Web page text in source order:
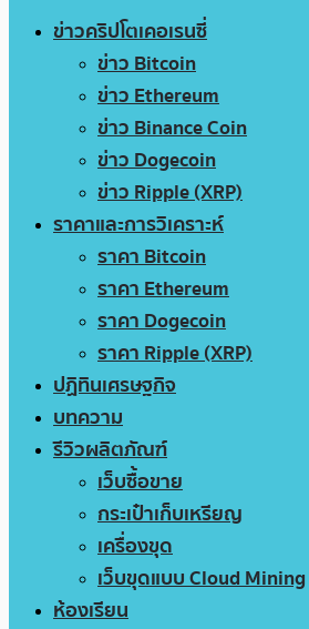
ข่าวคริปโตเคอเรนซี่
ข่าว Bitcoin
ข่าว Ethereum
ข่าว Binance Coin
ข่าว Dogecoin
ข่าว Ripple (XRP)
ราคาและการวิเคราะห์
ราคา Bitcoin
ราคา Ethereum
ราคา Dogecoin
ราคา Ripple (XRP)
ปฏิทินเศรษฐกิจ
บทความ
รีวิวผลิตภัณฑ์
เว็บซื้อขาย
กระเป๋าเก็บเหรียญ
เครื่องขุด
เว็บขุดแบบ Cloud Mining
ห้องเรียน